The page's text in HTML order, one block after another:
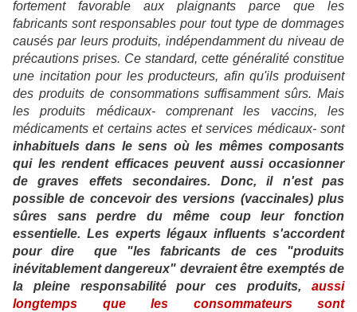
fortement favorable aux plaignants parce que les
fabricants sont responsables pour tout type de dommages
causés par leurs produits, indépendamment du niveau de
précautions prises. Ce standard, cette généralité constitue
une incitation pour les producteurs, afin qu'ils produisent
des produits de consommations suffisamment sûrs. Mais
les produits médicaux- comprenant les vaccins, les
médicaments et certains actes et services médicaux- sont
inhabituels dans le sens où les mêmes composants
qui les rendent efficaces peuvent aussi occasionner
de graves effets secondaires. Donc, il n'est pas
possible de concevoir des versions (vaccinales) plus
sûres sans perdre du même coup leur fonction
essentielle. Les experts légaux influents s'accordent
pour dire que "les fabricants de ces "produits
inévitablement dangereux" devraient être exemptés de
la pleine responsabilité pour ces produits, aussi
longtemps que les consommateurs sont